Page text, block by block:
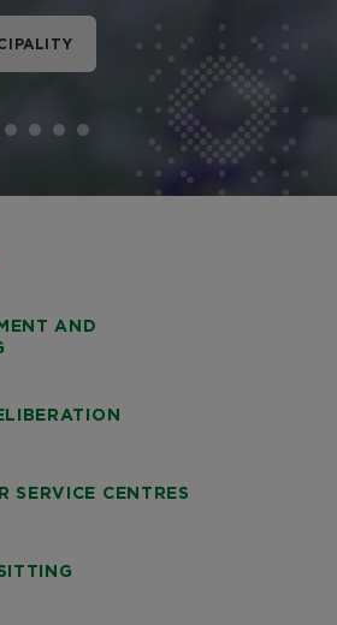
AND
SERVICE CENTRES